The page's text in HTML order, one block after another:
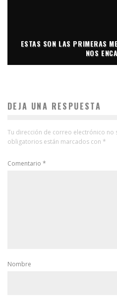
ESTAS SON LAS PRIMERAS
NOS
DEJA UNA RESPUESTA
Tu dirección de correo electrónico no
obligatorios están marcados con *
Comentario *
Nombre